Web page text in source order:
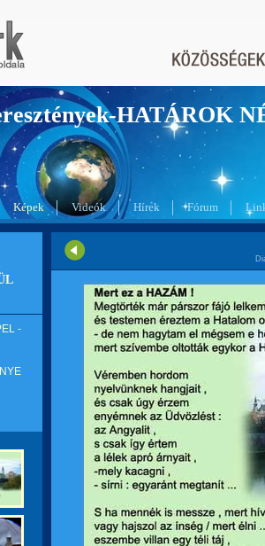
HATÁROK
Képek Videók Hírek Fórum
-